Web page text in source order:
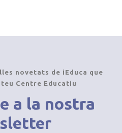
novetats de iEduca que
Centre Educatiu
a la nostra